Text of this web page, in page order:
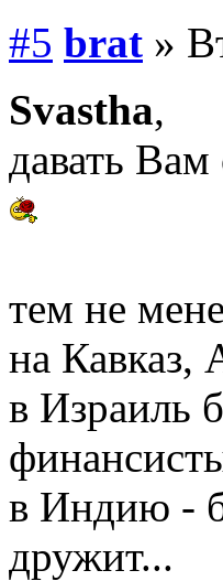
#5 brat »
Svastha,
давать Вам
тем не
на Кавказ,
в Израиль
в Индию -
дружит...